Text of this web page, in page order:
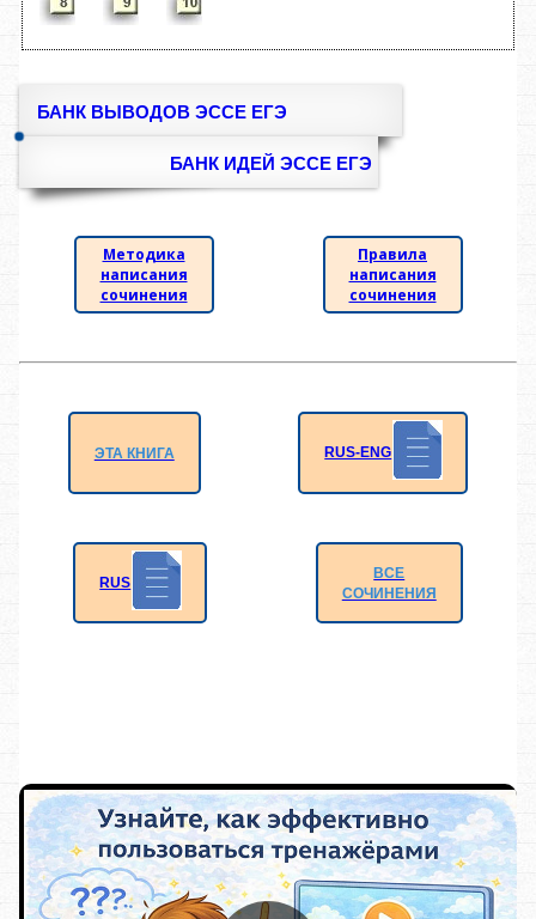
БАНК ВЫВОДОВ ЭССЕ ЕГЭ
БАНК ИДЕЙ ЭССЕ ЕГЭ
Методика
написания
сочинения
Правила
написания
сочинения
ЭТА КНИГА RUS-ENG
RUS
ВСЕ
СОЧИНЕНИЯ